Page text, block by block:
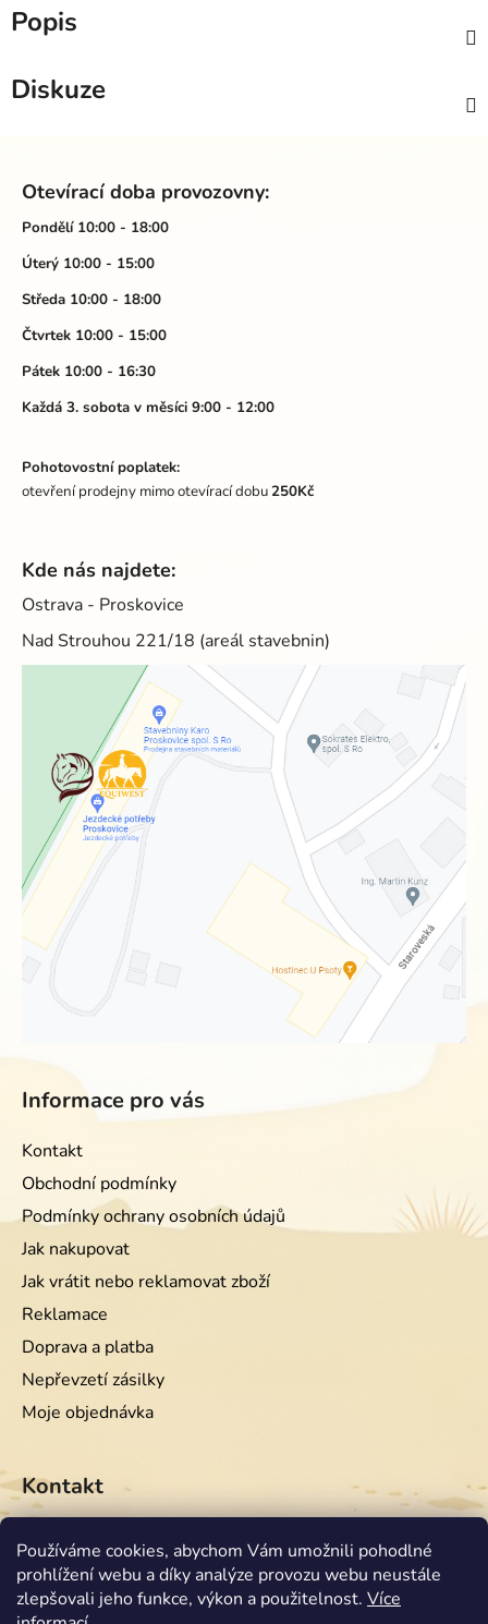
Používáme cookies, abychom Vám umožnili pohodlné
prohlížení webu a díky analýze provozu webu neustále
zlepšovali jeho funkce, výkon a použitelnost. Více
Popis
Diskuze
Otevírací doba provozovny:
Pondělí 10:00 - 18:00
Úterý 10:00 - 15:00
Středa 10:00 - 18:00
Čtvrtek 10:00 - 15:00
Pátek 10:00 - 16:30
Každá 3. sobota v měsíci 9:00 - 12:00
Pohotovostní poplatek:
otevření prodejny mimo otevírací dobu250Kč
Kde nás najdete:
Ostrava - Proskovice
Nad Strouhou 221/18 (areál stavebnin)
Informace pro vás
Kontakt
Obchodní podmínky
Podmínky ochrany osobních údajů
Jak nakupovat
Jak vrátit nebo reklamovat zboží
Reklamace
Doprava a platba
Nepřevzetí zásilky
Moje objednávka
Kontakt
info @equiwest.cz
+420724001554